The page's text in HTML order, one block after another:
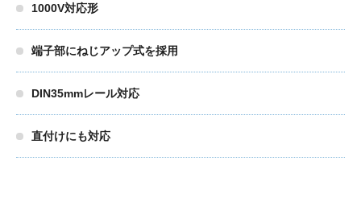
1000V対応形
端子部にねじアップ式を採用
DIN35mmレール対応
直付けにも対応